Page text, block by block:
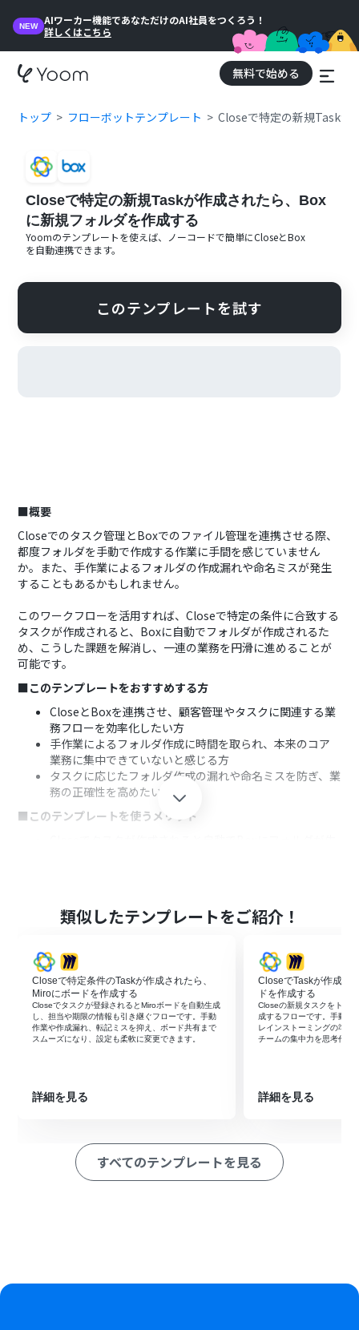
NEW
AIワーカー機能であなただけのAI社員をつくろう！
詳しくはこちら
無料で始める
トップ フローボットテンプレート Closeで特定の新規Taskが
Closeで特定の新規Taskが作成されたら、Box
に新規フォルダを作成する
Yoomのテンプレートを使えば、ノーコードで簡単にCloseとBox
を自動連携できます。
このテンプレートを試す
■概要
Closeでのタスク管理とBoxでのファイル管理を連携させる際、
都度フォルダを手動で作成する作業に手間を感じていません
か。また、手作業によるフォルダの作成漏れや命名ミスが発生
することもあるかもしれません。
このワークフローを活用すれば、Closeで特定の条件に合致する
タスクが作成されると、Boxに自動でフォルダが作成されるた
め、こうした課題を解消し、一連の業務を円滑に進めることが
可能です。
■このテンプレートをおすすめする方
CloseとBoxを連携させ、顧客管理やタスクに関連する業
務フローを効率化したい方
手作業によるフォルダ作成に時間を取られ、本来のコア
業務に集中できていないと感じる方
タスクに応じたフォルダ作成の漏れや命名ミスを防ぎ、業
務の正確性を高めたい方
■このテンプレートを使うメリット
ります。
はじめに、CloseとBoxをYoomと連携します。
次に、トリガーでCloseを選択し、「新しいタスクが作成
されたら」というアクションを設定します。
続けて、オペレーションでCloseの「タスク情報を取得す
る」アクションを設定し、トリガーで取得したタスクの詳
細情報を取得します。
件を定めます。
ダを作成します。
■このワークフローのカスタムポイント
Boxのフォルダ作成オペレーションでは、フォルダを作成
類似したテンプレートをご紹介！
Closeで特定条件のTaskが作成されたら、
Miroにボードを作成する
Closeでタスクが登録されるとMiroボードを自動生成
し、担当や期限の情報も引き継ぐフローです。手動
作業や作成漏れ、転記ミスを抑え、ボード共有まで
スムーズになり、設定も柔軟に変更できます。
詳細を見る
CloseでTaskが作成さ
ドを作成する
Closeの新規タスクをトリ
成するフローです。手動作
レインストーミングの準備
チームの集中力を思考作業
詳細を見る
すべてのテンプレートを見る